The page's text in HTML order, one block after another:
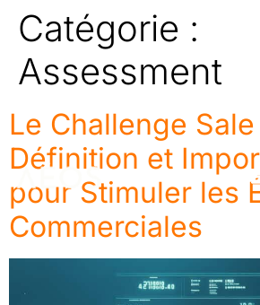
Catégorie :
Assessment
Le Challenge Sale
Définition et
pour Stimuler les
Commerciales